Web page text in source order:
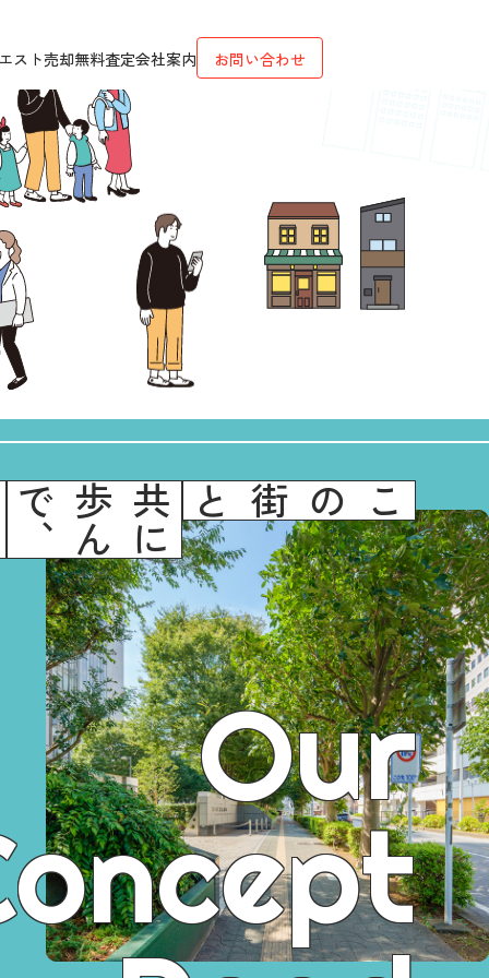
スト売却無料査定会社案内 お問い合わせ
この街と
共
に
歩
ん
で
、
Our